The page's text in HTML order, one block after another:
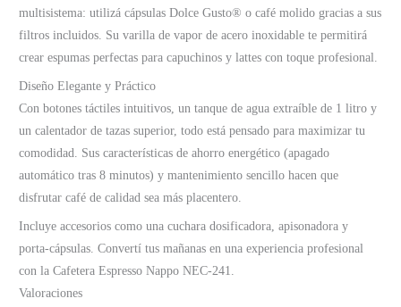
multisistema: utilizá cápsulas Dolce Gusto® o café molido gracias a sus
filtros incluidos. Su varilla de vapor de acero inoxidable te permitirá
crear espumas perfectas para capuchinos y lattes con toque profesional.
Diseño Elegante y Práctico
Con botones táctiles intuitivos, un tanque de agua extraíble de 1 litro y
un calentador de tazas superior, todo está pensado para maximizar tu
comodidad. Sus características de ahorro energético (apagado
automático tras 8 minutos) y mantenimiento sencillo hacen que
disfrutar café de calidad sea más placentero.
Incluye accesorios como una cuchara dosificadora, apisonadora y
porta-cápsulas. Convertí tus mañanas en una experiencia profesional
con la Cafetera Espresso Nappo NEC-241.
Valoraciones